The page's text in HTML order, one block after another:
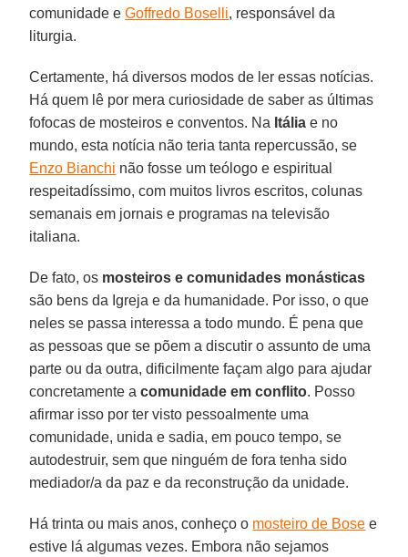
comunidade eGoffredo Boselli, responsável da
liturgia.
Certamente, há diversos modos de ler essas notícias.
Há quem lê por mera curiosidade de saber as últimas
fofocas de mosteiros e conventos. Na Itália e no
mundo, esta notícia não teria tanta repercussão, se
Enzo Bianchi não fosse um teólogo e espiritual
respeitadíssimo, com muitos livros escritos, colunas
semanais em jornais e programas na televisão
italiana.
De fato, os mosteiros e comunidades monásticas
são bens da Igreja e da humanidade. Por isso, o que
neles se passa interessa a todo mundo. É pena que
as pessoas que se põem a discutir o assunto de uma
parte ou da outra, dificilmente façam algo para ajudar
concretamente a comunidade em conflito. Posso
afirmar isso por ter visto pessoalmente uma
comunidade, unida e sadia, em pouco tempo, se
autodestruir, sem que ninguém de fora tenha sido
mediador/a da paz e da reconstrução da unidade.
Há trinta ou mais anos, conheço o mosteiro de Bose e
estive lá algumas vezes. Embora não sejamos